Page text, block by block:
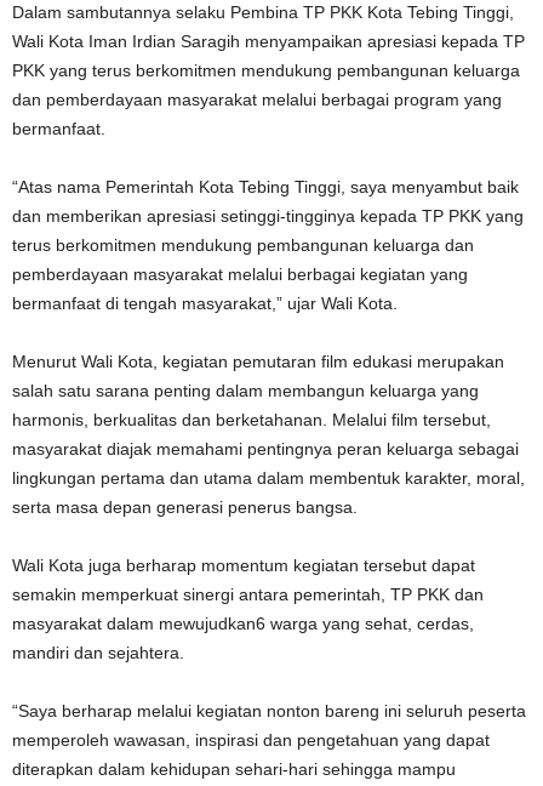
Dalam sambutannya selaku Pembina TP PKK Kota Tebing Tinggi,
Wali Kota Iman Irdian Saragih menyampaikan apresiasi kepada TP
PKK yang terus berkomitmen mendukung pembangunan keluarga
dan pemberdayaan masyarakat melalui berbagai program yang
bermanfaat.
“Atas nama Pemerintah Kota Tebing Tinggi, saya menyambut baik
dan memberikan apresiasi setinggi-tingginya kepada TP PKK yang
terus berkomitmen mendukung pembangunan keluarga dan
pemberdayaan masyarakat melalui berbagai kegiatan yang
bermanfaat di tengah masyarakat,” ujar Wali Kota.
Menurut Wali Kota, kegiatan pemutaran film edukasi merupakan
salah satu sarana penting dalam membangun keluarga yang
harmonis, berkualitas dan berketahanan. Melalui film tersebut,
masyarakat diajak memahami pentingnya peran keluarga sebagai
lingkungan pertama dan utama dalam membentuk karakter, moral,
serta masa depan generasi penerus bangsa.
Wali Kota juga berharap momentum kegiatan tersebut dapat
semakin memperkuat sinergi antara pemerintah, TP PKK dan
masyarakat dalam mewujudkan6 warga yang sehat, cerdas,
mandiri dan sejahtera.
“Saya berharap melalui kegiatan nonton bareng ini seluruh peserta
memperoleh wawasan, inspirasi dan pengetahuan yang dapat
diterapkan dalam kehidupan sehari-hari sehingga mampu